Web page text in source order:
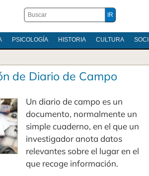
PSICOLOGÍA HISTORIA CULTURA
de Diario de Campo
Un diario de campo es un
documento, normalmente un
simple cuaderno, en el que un
investigador anota datos
relevantes sobre el lugar en el
que recoge información.